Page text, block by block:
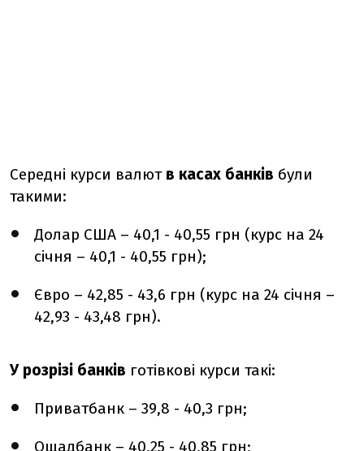
Середні курси валют в касах банків були
такими:
Долар США – 40,1 - 40,55 грн (курс на 24
січня – 40,1 - 40,55 грн);
Євро – 42,85 - 43,6 грн (курс на 24 січня –
42,93 - 43,48 грн).
У розрізі банків готівкові курси такі:
Приватбанк – 39,8 - 40,3 грн;
Ощадбанк – 40,25 - 40,85 грн;